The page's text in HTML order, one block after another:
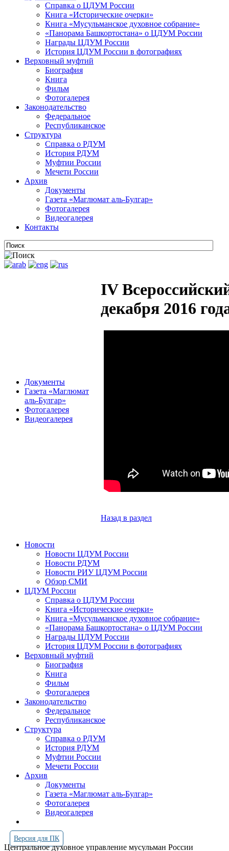
Справка о ЦДУМ России
Книга «Исторические очерки»
Книга «Мусульманское духовное собрание»
«Панорама Башкортостана» о ЦДУМ России
Награды ЦДУМ России
История ЦДУМ России в фотографиях
Верховный муфтий
Биография
Книга
Фильм
Фотогалерея
Законодательство
Федеральное
Республиканское
Структура
Справка о РДУМ
История РДУМ
Муфтии России
Мечети России
Архив
Документы
Газета «Маглюмат аль-Булгар»
Фотогалерея
Видеогалерея
Контакты
Документы
Газета «Маглюмат
аль-Булгар»
Фотогалерея
Видеогалерея
IV
декабря 2016
Назад в раздел
Новости
Новости ЦДУМ России
Новости РДУМ
Новости РИУ ЦДУМ России
Обзор СМИ
ЦДУМ России
Справка о ЦДУМ России
Книга «Исторические очерки»
Книга «Мусульманское духовное собрание»
«Панорама Башкортостана» о ЦДУМ России
Награды ЦДУМ России
История ЦДУМ России в фотографиях
Верховный муфтий
Биография
Книга
Фильм
Фотогалерея
Законодательство
Федеральное
Республиканское
Структура
Справка о РДУМ
История РДУМ
Муфтии России
Мечети России
Архив
Документы
Газета «Маглюмат аль-Булгар»
Фотогалерея
Видеогалерея
Версия для ПК
Центральное духовное управление мусульман России